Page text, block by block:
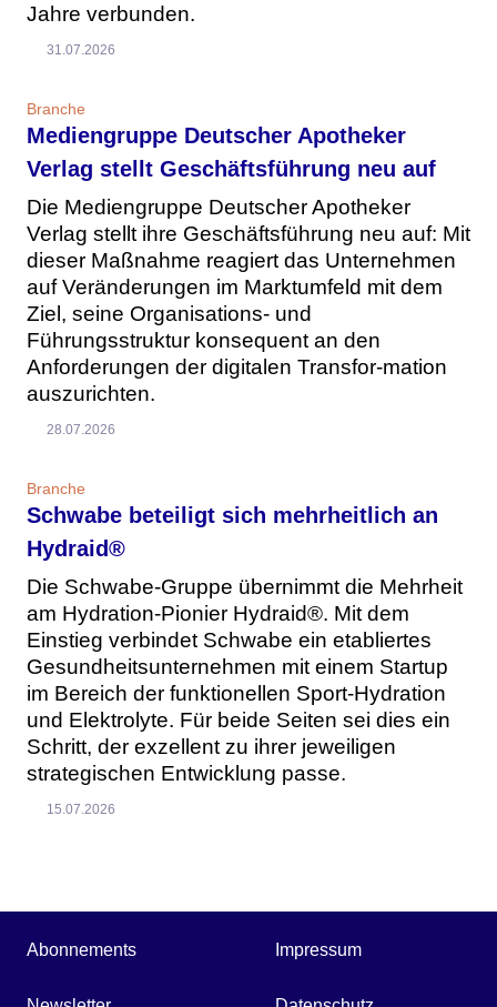
Jahre verbunden.
31.07.2026
Branche
Mediengruppe Deutscher Apotheker
Verlag stellt Geschäftsführung neu auf
Die Mediengruppe Deutscher Apotheker
Verlag stellt ihre Geschäftsführung neu auf: Mit
dieser Maßnahme reagiert das Unternehmen
auf Veränderungen im Marktumfeld mit dem
Ziel, seine Organisations- und
Führungsstruktur konsequent an den
Anforderungen der digitalen Transfor-mation
auszurichten.
28.07.2026
Branche
Schwabe beteiligt sich mehrheitlich an
Hydraid®
Die Schwabe-Gruppe übernimmt die Mehrheit
am Hydration-Pionier Hydraid®. Mit dem
Einstieg verbindet Schwabe ein etabliertes
Gesundheitsunternehmen mit einem Startup
im Bereich der funktionellen Sport-Hydration
und Elektrolyte. Für beide Seiten sei dies ein
Schritt, der exzellent zu ihrer jeweiligen
strategischen Entwicklung passe.
15.07.2026
Abonnements Impressum